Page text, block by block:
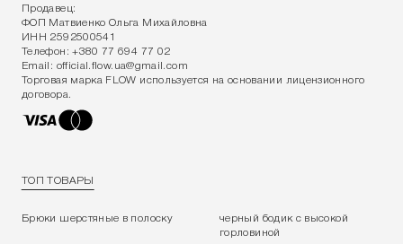
Продавец:
ФОП Матвиенко Ольга Михайловна
ИНН 2592500541
Телефон:+380 77 694 77 02
Email: official.flow.ua@gmail.com
Торговая марка FLOW используется на основании лицензионного
договора.
ТОП ТОВАРЫ
Брюки шерстяные в полоску
черный бодик с высокой
горловиной